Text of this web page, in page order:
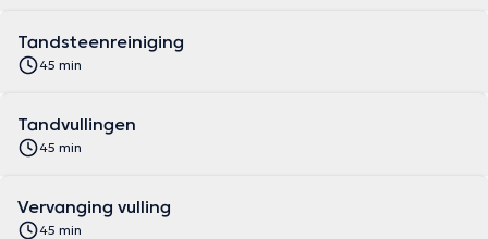
Tandsteenreiniging
45 min
Tandvullingen
45 min
Vervanging vulling
45 min